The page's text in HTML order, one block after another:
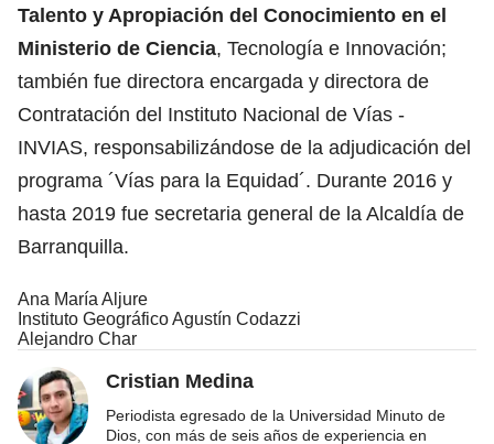
Talento y Apropiación del Conocimiento en el
Ministerio de Ciencia, Tecnología e Innovación;
también fue directora encargada y directora de
Contratación del Instituto Nacional de Vías -
INVIAS, responsabilizándose de la adjudicación del
programa ´Vías para la Equidad´. Durante 2016 y
hasta 2019 fue secretaria general de la Alcaldía de
Barranquilla.
Ana María Aljure
Instituto Geográfico Agustín Codazzi
Alejandro Char
Cristian Medina
Periodista egresado de la Universidad Minuto de
Dios, con más de seis años de experiencia en